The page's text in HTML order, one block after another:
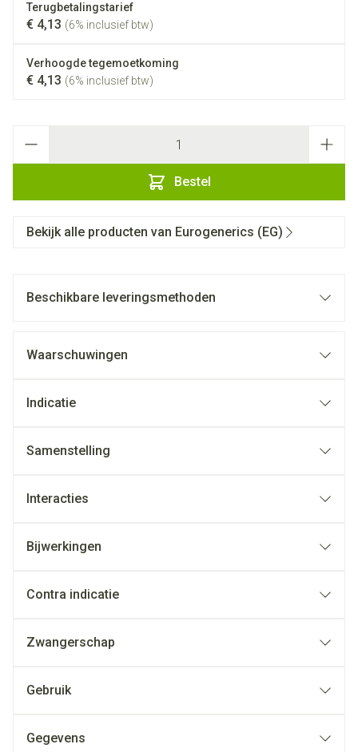
Terugbetalingstarief
€ 4,13 (6% inclusief btw)
Verhoogde tegemoetkoming
€ 4,13 (6% inclusief btw)
Bestel
Bekijk alle producten van Eurogenerics (EG)
Beschikbare leveringsmethoden
Waarschuwingen
Indicatie
Samenstelling
Interacties
Bijwerkingen
Contra indicatie
Zwangerschap
Gebruik
Gegevens